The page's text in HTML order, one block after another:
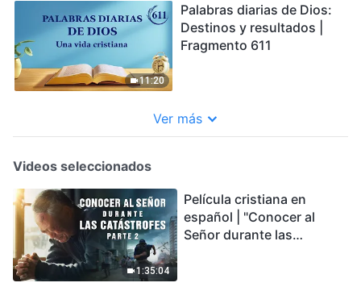
11:20
Palabras diarias de Dios:
Destinos y resultados |
Fragmento 611
Ver más
Videos seleccionados
1:35:04
Película cristiana en
español | "Conocer al
Señor durante las